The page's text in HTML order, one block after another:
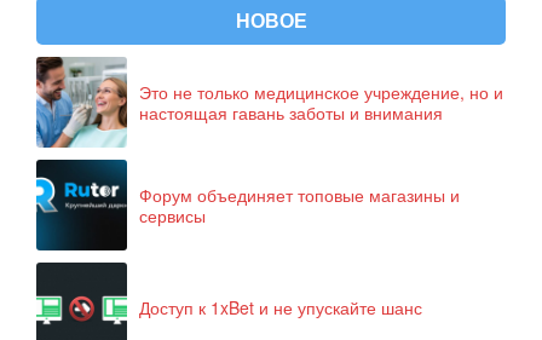
НОВОЕ
Это не только медицинское учреждение, но и
настоящая гавань заботы и внимания
Форум объединяет топовые магазины и
сервисы
Доступ к 1xBet и не упускайте шанс